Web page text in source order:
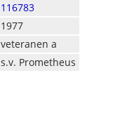
116783
1977
veteranen a
s.v. Prometheus